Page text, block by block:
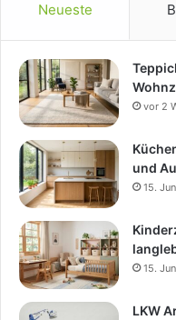
Neueste
vor 2
und
15.
15.
LKW